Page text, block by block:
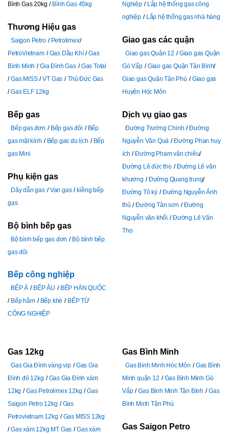
Bình Gas 20kg
Bình Gas 45kg
Thương Hiệu gas
Saigon Petro
Petrolimex
PetroVietnam
Gas Dầu Khí
Gas
Bình Minh
Gia Đình Gas
Gas Total
Gas MISS
VT Gas
Thủ Đức Gas
Gas ELF 12kg
Bếp gas
Bếp gas đơn Bếp gas đôi
Bếp
gas mặt kính
Bếp gas du lịch
Bếp
gas Mini
Phụ kiện gas
Dây dẫn gas Van gas
kiềng bếp
gas
Bộ bình bếp gas
Bộ bình bếp gas đơn
Bộ bình bếp
gas đôi
Bếp công nghiệp
BẾP Á BẾP ÂU
BẾP HÀN QUỐC
Bếp hầm
Bếp khè
BẾP TỪ
CÔNG NGHIỆP
Nghiệp
Lắp hệ thống gas công
nghiệp
Lắp hệ thống gas nhà hàng
Giao gas các quận
Giao gas Quận 12
Giao gas Quận
Gò Vấp
Giao gas Quận Tân Bình
Giao gas Quận Tân Phú
Giao gas
Huyện Hóc Môn
Dịch vụ giao gas
Đường Trường Chinh
Đường
Nguyễn Văn Quá
Đường Phan huy
ích
Đường Pham văn chiêu
Đường Lê đức thọ
Đường Lê văn
khương
Đường Quang trung
Đường Tô ký
Đường Nguyễn Ảnh
thủ
Đường Tân sơn
Đường
Nguyễn văn khối
Đường Lê Văn
Thọ
Gas 12kg
Gas Gia Đình vàng vip
Gas Gia
Đình đỏ 12kg
Gas Gia Đình xám
12kg
Gas Petrolimex 12kg
Gas
Saigon Petro 12kg
Gas
Petrovietnam 12kg
Gas MISS 12kg
Gas xám 12kg MT Gas
Gas xám
Gas Bình Minh
Gas Bình Minh Hóc Môn
Gas Bình
Minh quận 12
Gas Bình Minh Gò
Vấp
Gas Bình Minh Tân Bình
Gas
Bình Minh Tân Phú
Gas Saigon Petro